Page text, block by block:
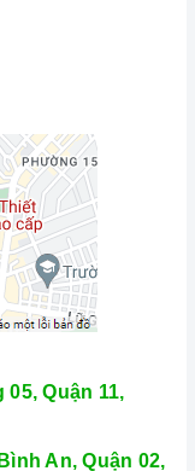
Quận 11,
An, Quận 02,